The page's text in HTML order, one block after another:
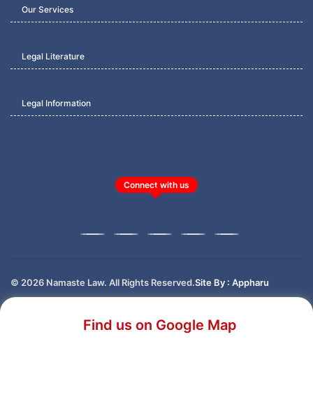
Our Services
Legal Literature
Legal Information
Connect with us
© 2026 Namaste Law. All Rights Reserved.Site By : Appharu
Find us on Google Map